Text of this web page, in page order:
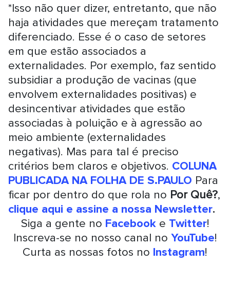
*Isso não quer dizer, entretanto, que não
haja atividades que mereçam tratamento
diferenciado. Esse é o caso de setores
em que estão associados a
externalidades. Por exemplo, faz sentido
subsidiar a produção de vacinas (que
envolvem externalidades positivas) e
desincentivar atividades que estão
associadas à poluição e à agressão ao
meio ambiente (externalidades
negativas). Mas para tal é preciso
critérios bem claros e objetivos. COLUNA
PUBLICADA NA FOLHA DE S.PAULO Para
ficar por dentro do que rola no Por Quê?,
clique aqui e assine a nossa Newsletter.
Siga a gente no Facebooke Twitter!
Inscreva-se no nosso canal no YouTube!
Curta as nossas fotos no Instagram!